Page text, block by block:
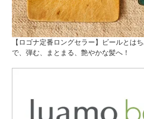
【ロゴナ定番ロングセラー】ビールとは
で、弾む、まとまる、艶やかな髪へ！